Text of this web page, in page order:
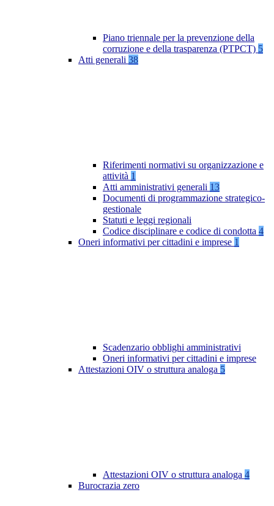
Piano triennale per la prevenzione della
corruzione e della trasparenza (PTPCT) 5
Atti generali 38
Riferimenti normativi su organizzazione e
attività 1
Atti amministrativi generali 13
Documenti di programmazione strategico-
gestionale
Statuti e leggi regionali
Codice disciplinare e codice di condotta 4
Oneri informativi per cittadini e imprese 1
Scadenzario obblighi amministrativi
Oneri informativi per cittadini e imprese
Attestazioni OIV o struttura analoga 5
Attestazioni OIV o struttura analoga 4
Burocrazia zero